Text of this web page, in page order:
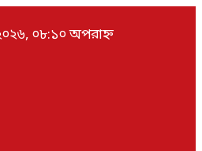
০৮:১০ অপরাহ্ন